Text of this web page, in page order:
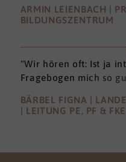
ARMIN LEIENBACH |
BILDUNGSZENTRUM
"Wir hören oft: Ist ja
Fragebogen mich so
BÄRBEL FIGNA |
| LEITUNG PE, PF & FKE